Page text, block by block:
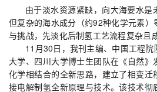
由于淡水资源紧缺，向大海要水是
但复杂的海水成分（约92种化学元素
与挑战，先淡化后制氢工艺流程复杂且
11月30日，我刊主编、中国工程
大学、四川大学博士生团队在《自然
化学相结合的全新思路，建立了相变迁
接电解制氢全新原理与技术。该技术彻